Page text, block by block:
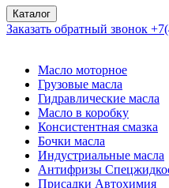
Каталог
Заказать обратный звонок
Масло моторное
Грузовые масла
Гидравлические масла
Масло в коробку
Консистентная смазка
Бочки масла
Индустриальные масла
Антифризы
Присадки Автохимия